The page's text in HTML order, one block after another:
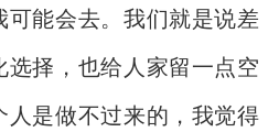
可能会去。我们就是说差
选择，也给人家留一点空
人是做不过来的，我觉得